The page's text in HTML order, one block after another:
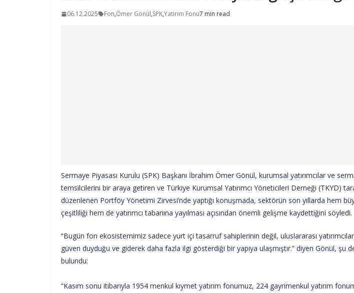
06.12.2025 Fon,Ömer Gönül,SPK,Yatırım Fonu7 min read
Sermaye Piyasası Kurulu (SPK) Başkanı İbrahim Ömer Gönül, kurumsal yatırımcılar ve
temsilcilerini bir araya getiren ve Türkiye Kurumsal Yatırımcı Yöneticileri Derneği (TKYD)
düzenlenen Portföy Yönetimi Zirvesi’nde yaptığı konuşmada, sektörün son yıllarda hem
çeşitliliği hem de yatırımcı tabanına yayılması açısından önemli gelişme kaydettiğini söyledi.
“Bugün fon ekosistemimiz sadece yurt içi tasarruf sahiplerinin değil, uluslararası
güven duyduğu ve giderek daha fazla ilgi gösterdiği bir yapıya ulaşmıştır.” diyen Gönül, şu
bulundu:
“Kasım sonu itibarıyla 1954 menkul kıymet yatırım fonumuz, 224 gayrimenkul yatırım